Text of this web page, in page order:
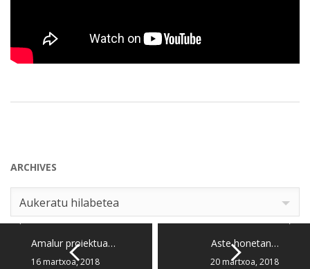
ARCHIVES
Archives
Aukeratu hilabetea
Amalur proiektua…
16 martxoa, 2018
Aste honetan…
20 martxoa, 2018